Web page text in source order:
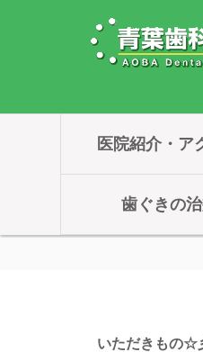
医院紹介・ア
歯ぐきの
いただきもの☆